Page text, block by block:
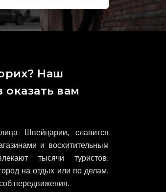
Наш
вам
Швейцарии, славится
и восхитительным
тысячи туристов.
на отдых или по делам,
передвижения.